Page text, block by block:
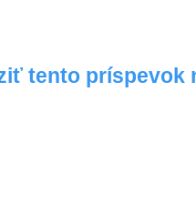
tento príspevok